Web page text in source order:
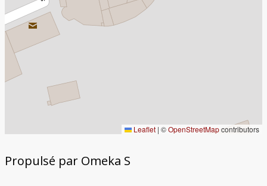
Leaflet | ©OpenStreetMapcontributors
Propulsé par Omeka S